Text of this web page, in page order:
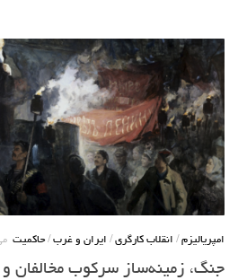
کومله
اقلیت
اتحاد سوسیالیستی کارگری
مائوئیست ها – سربداران
IMT گرایش بین المللی مارکسیستی
SWP حزب کارگر سوسیالیست
امپریالیزم / انقلاب کارگری / ایران و غرب / حاکمیت می
جنگ، زمینه‌ساز سرکوب مخالفان